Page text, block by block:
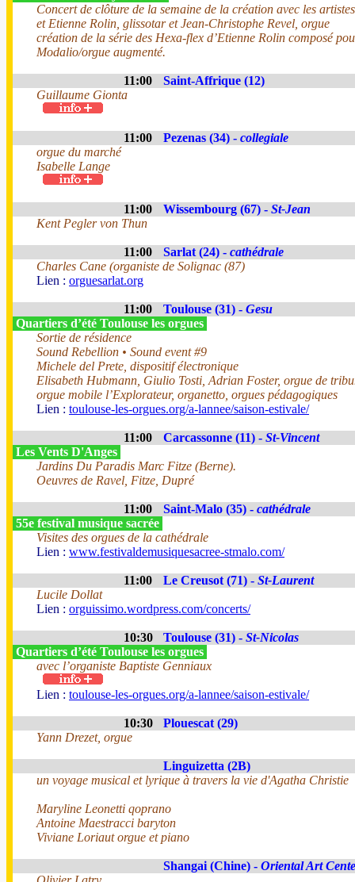
Concert de clôture de la semaine de la création avec les
et Etienne Rolin, glissotar et Jean-Christophe Revel, orgue
création de la série des Hexa-flex d’Etienne Rolin composé
Modalio/orgue augmenté.
11:00
Saint-Affrique (12)
Guillaume Gionta
11:00 Pezenas (34) - collegiale
orgue du marché
Isabelle Lange
11:00 Wissembourg (67) - St-Jean
Kent Pegler von Thun
11:00 Sarlat (24) - cathédrale
Charles Cane (organiste de Solignac (87)
Lien : orguesarlat.org
11:00 Toulouse (31) - Gesu
Quartiers d’été Toulouse les orgues
Sortie de résidence
Sound Rebellion • Sound event #9
Michele del Prete, dispositif électronique
Elisabeth Hubmann, Giulio Tosti, Adrian Foster, orgue de
orgue mobile l’Explorateur, organetto, orgues pédagogiques
Lien : toulouse-les-orgues.org/a-lannee/saison-estivale/
11:00 Carcassonne (11) - St-Vincent
Les Vents D'Anges
Jardins Du Paradis Marc Fitze (Berne).
Oeuvres de Ravel, Fitze, Dupré
11:00 Saint-Malo (35) - cathédrale
55e festival musique sacrée
Visites des orgues de la cathédrale
Lien : www.festivaldemusiquesacree-stmalo.com/
11:00 Le Creusot (71) - St-Laurent
Lucile Dollat
Lien : orguissimo.wordpress.com/concerts/
10:30 Toulouse (31) - St-Nicolas
Quartiers d’été Toulouse les orgues
avec l’organiste Baptiste Genniaux
Lien : toulouse-les-orgues.org/a-lannee/saison-estivale/
10:30
Plouescat (29)
Yann Drezet, orgue
Linguizetta (2B)
un voyage musical et lyrique à travers la vie d'Agatha Christie
Maryline Leonetti qoprano
Antoine Maestracci baryton
Viviane Loriaut orgue et piano
Shangai (Chine) - Oriental Art